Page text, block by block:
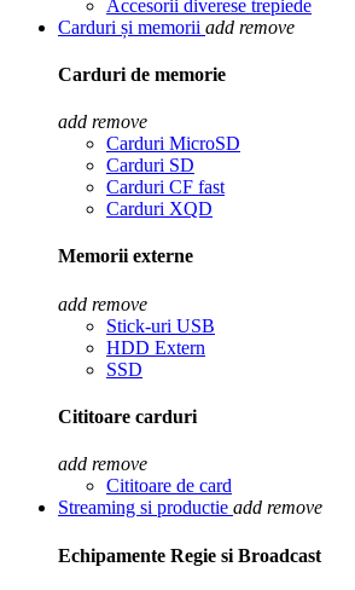
Accesorii diverese trepiede
Carduri și memorii add remove
Carduri de memorie
add remove
Carduri MicroSD
Carduri SD
Carduri CF fast
Carduri XQD
Memorii externe
add remove
Stick-uri USB
HDD Extern
SSD
Cititoare carduri
add remove
Cititoare de card
Streaming si productie add remove
Echipamente Regie si Broadcast